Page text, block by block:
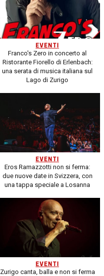
EVENTI
Franco's Zero in concerto al
Ristorante Fiorello di Erlenbach:
una serata di musica italiana sul
Lago di Zurigo
EVENTI
Eros Ramazzotti non si ferma:
due nuove date in Svizzera, con
una tappa speciale a Losanna
EVENTI
Zurigo canta, balla e non si ferma